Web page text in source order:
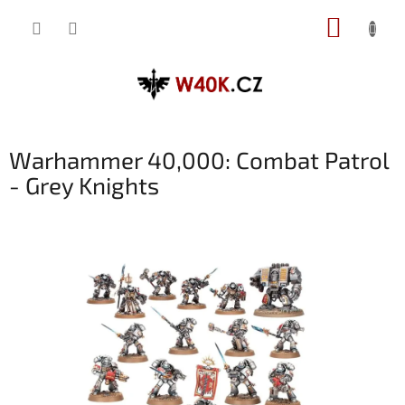
Warhammer 40,000: Combat Patrol
- Grey Knights